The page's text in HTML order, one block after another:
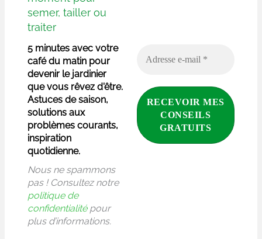
semer, tailler ou
traiter
5 minutes avec votre
café du matin pour
devenir le jardinier
que vous rêvez d'être.
Astuces de saison,
solutions aux
problèmes courants,
inspiration
quotidienne.
Nous ne spammons
pas ! Consultez notre
politique de
confidentialitépour
plus d’informations.